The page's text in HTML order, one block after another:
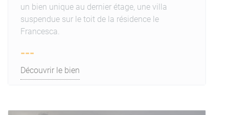
un bien unique au dernier étage, une villa
suspendue sur le toit de la résidence le
Francesca.
---
Découvrir le bien